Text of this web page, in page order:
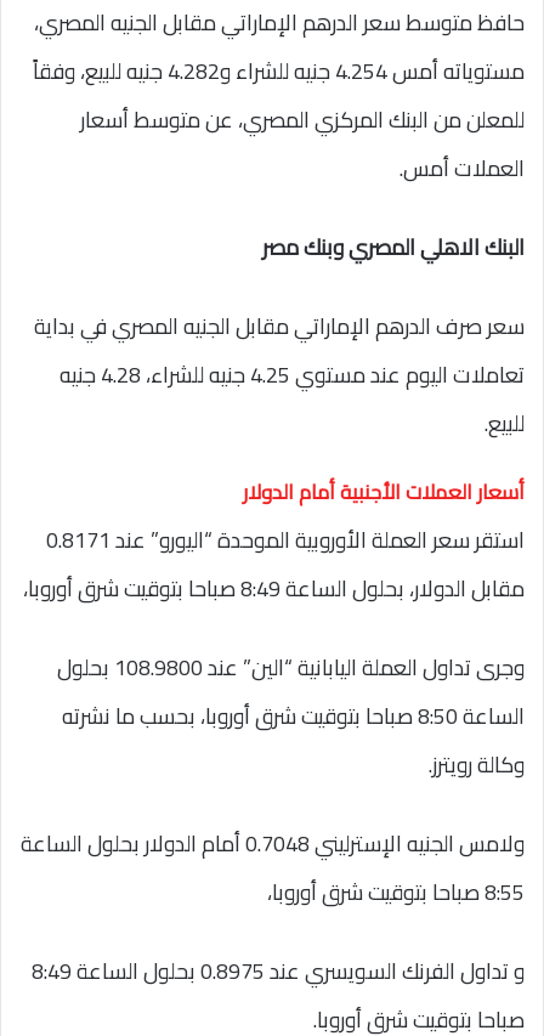
حافظ متوسط سعر الدرهم الإماراتي مقابل الجنيه المصري،
مستوياته أمس 4.254 جنيه للشراء و4.282 جنيه للبيع، وفقاً
للمعلن من البنك المركزي المصري، عن متوسط أسعار
العملات أمس.
البنك الاهلي المصري وبنك مصر
سعر صرف الدرهم الإماراتي مقابل الجنيه المصري في بداية
تعاملات اليوم عند مستوي 4.25 جنيه للشراء، 4.28 جنيه
للبيع.
أسعار العملات الأجنبية أمام الدولار
استقر سعر العملة الأوروبية الموحدة “اليورو” عند 0.8171
مقابل الدولار، بحلول الساعة 8:49 صباحا بتوقيت شرق أوروبا،
وجرى تداول العملة اليابانية “الين” عند 108.9800 بحلول
الساعة 8:50 صباحا بتوقيت شرق أوروبا، بحسب ما نشرته
وكالة رويترز.
ولامس الجنيه الإسترليني 0.7048 أمام الدولار بحلول الساعة
8:55 صباحا بتوقيت شرق أوروبا،
و تداول الفرنك السويسري عند 0.8975 بحلول الساعة 8:49
صباحا بتوقيت شرق أوروبا.